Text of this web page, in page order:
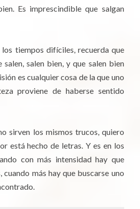
Es imprescindible que salgan
los tiempos difíciles, recuerda que
salen bien, y que salen bien
es cualquier cosa de la que uno
proviene de haberse sentido
sirven los mismos trucos, quiero
está hecho de letras. Y es en los
con más intensidad hay que
cuando más hay que buscarse uno